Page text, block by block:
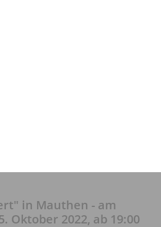
in Mauthen - am
Oktober 2022, ab 19:00